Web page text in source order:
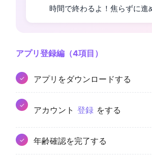
時間で終わるよ！焦らずに進
アプリ登録編（4項目）
アプリをダウンロードする
アカウント 登録 をする
年齢確認を完了する